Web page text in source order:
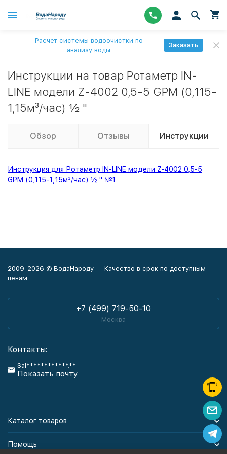
Расчет системы водоочистки по
анализу воды
Заказать
Инструкции на товар Ротаметр IN-
LINE модели Z-4002 0,5-5 GPM (0,115-
1,15м³/час) ½ "
Обзор Отзывы Инструкции
Инструкция для Ротаметр IN-LINE модели Z-4002 0,5-5
GPM (0,115-1,15м³/час) ½ " №1
2009-2026 © ВодаНароду — Качество в срок по доступным
ценам
+7 (499) 719-50-10
Москва
Контакты:
Sal************.**
Показать почту
Каталог товаров
Помощь